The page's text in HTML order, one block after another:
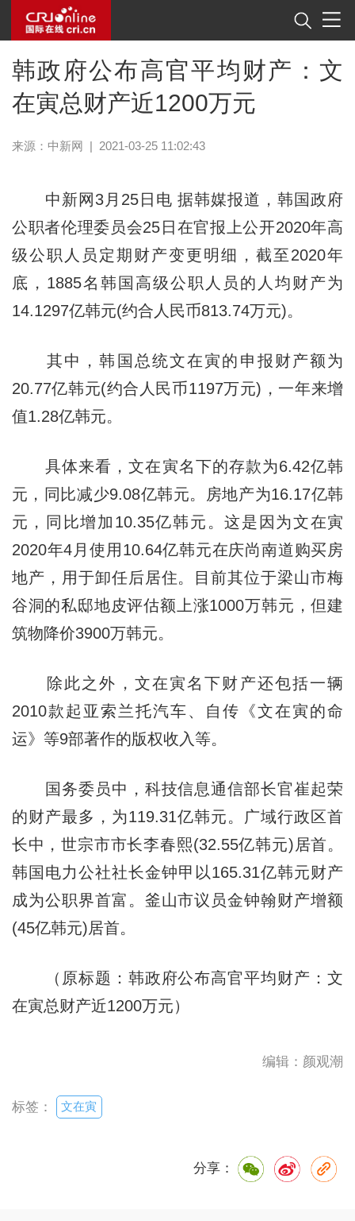
韩政府公布高官平均财产：文
在寅总财产近1200万元
来源： 中新网 | 2021-03-25 11:02:43
中新网3月25日电 据韩媒报道，韩国政府
公职者伦理委员会25日在官报上公开2020年高
级公职人员定期财产变更明细，截至2020年
底，1885名韩国高级公职人员的人均财产为
14.1297亿韩元(约合人民币813.74万元)。
其中，韩国总统文在寅的申报财产额为
20.77亿韩元(约合人民币1197万元)，一年来增
值1.28亿韩元。
具体来看，文在寅名下的存款为6.42亿韩
元，同比减少9.08亿韩元。房地产为16.17亿韩
元，同比增加10.35亿韩元。这是因为文在寅
2020年4月使用10.64亿韩元在庆尚南道购买房
地产，用于卸任后居住。目前其位于梁山市梅
谷洞的私邸地皮评估额上涨1000万韩元，但建
筑物降价3900万韩元。
除此之外，文在寅名下财产还包括一辆
2010款起亚索兰托汽车、自传《文在寅的命
运》等9部著作的版权收入等。
国务委员中，科技信息通信部长官崔起荣
的财产最多，为119.31亿韩元。广域行政区首
长中，世宗市市长李春熙(32.55亿韩元)居首。
韩国电力公社社长金钟甲以165.31亿韩元财产
成为公职界首富。釜山市议员金钟翰财产增额
(45亿韩元)居首。
（原标题：韩政府公布高官平均财产：文
在寅总财产近1200万元）
编辑：颜观潮
标签： 文在寅
分享：